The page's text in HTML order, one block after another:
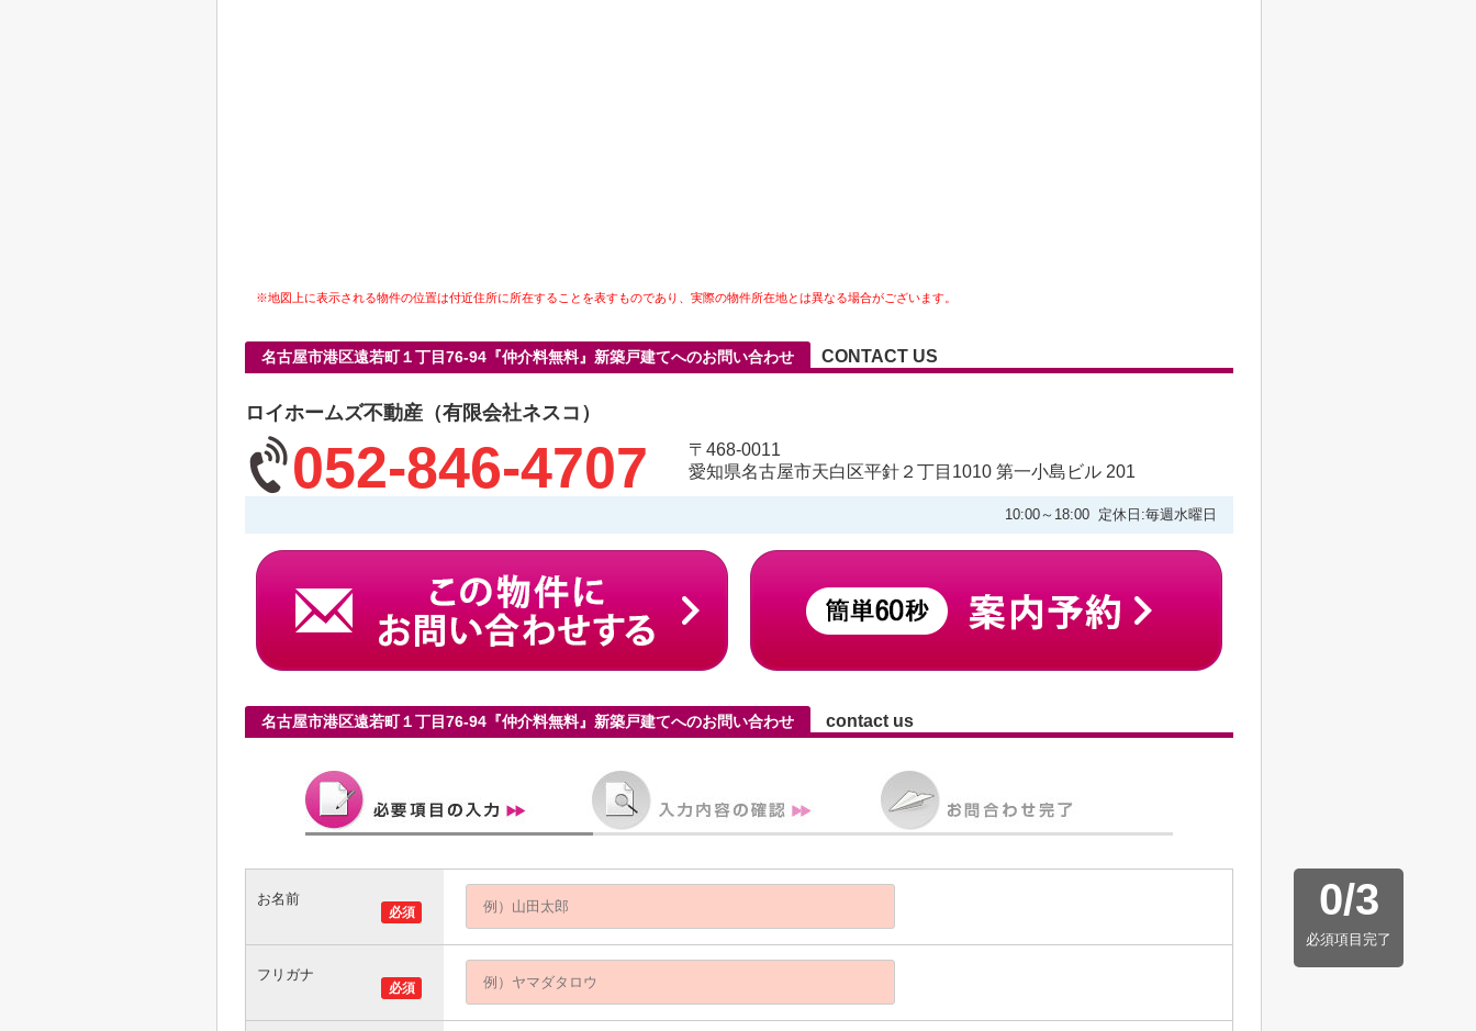
※地図上に表示される物件の位置は付近住所に所在することを表すものであり、実際の物件所在地とは異なる場合がございます。
名古屋市港区遠若町１丁目76-94『仲介料無料』新築戸建てへのお問い合わせ CONTACT US
ロイホームズ不動産（有限会社ネスコ）
052-846-4707
〒468-0011
愛知県名古屋市天白区平針２丁目1010 第一小島ビル 201
10:00～18:00 定休日:毎週水曜日
名古屋市港区遠若町１丁目76-94『仲介料無料』新築戸建てへのお問い合わせ contact us
0/3
必須項目完了
必須
お名前
必須
フリガナ